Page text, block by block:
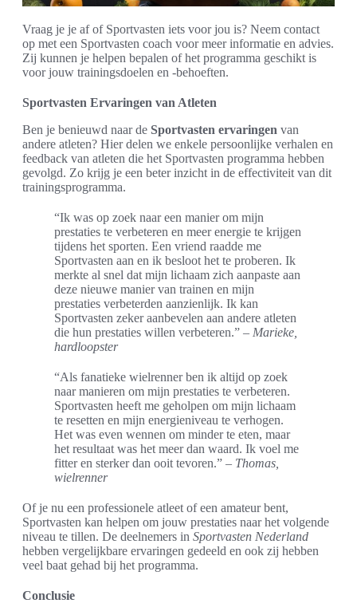
Vraag je je af of Sportvasten iets voor jou is? Neem contact
op met een Sportvasten coach voor meer informatie en advies.
Zij kunnen je helpen bepalen of het programma geschikt is
voor jouw trainingsdoelen en -behoeften.
Sportvasten Ervaringen van Atleten
Ben je benieuwd naar de Sportvasten ervaringen van
andere atleten? Hier delen we enkele persoonlijke verhalen en
feedback van atleten die het Sportvasten programma hebben
gevolgd. Zo krijg je een beter inzicht in de effectiviteit van dit
trainingsprogramma.
“Ik was op zoek naar een manier om mijn
prestaties te verbeteren en meer energie te krijgen
tijdens het sporten. Een vriend raadde me
Sportvasten aan en ik besloot het te proberen. Ik
merkte al snel dat mijn lichaam zich aanpaste aan
deze nieuwe manier van trainen en mijn
prestaties verbeterden aanzienlijk. Ik kan
Sportvasten zeker aanbevelen aan andere atleten
die hun prestaties willen verbeteren.” – Marieke,
hardloopster
“Als fanatieke wielrenner ben ik altijd op zoek
naar manieren om mijn prestaties te verbeteren.
Sportvasten heeft me geholpen om mijn lichaam
te resetten en mijn energieniveau te verhogen.
Het was even wennen om minder te eten, maar
het resultaat was het meer dan waard. Ik voel me
fitter en sterker dan ooit tevoren.” – Thomas,
wielrenner
Of je nu een professionele atleet of een amateur bent,
Sportvasten kan helpen om jouw prestaties naar het volgende
niveau te tillen. De deelnemers in Sportvasten Nederland
hebben vergelijkbare ervaringen gedeeld en ook zij hebben
veel baat gehad bij het programma.
Conclusie